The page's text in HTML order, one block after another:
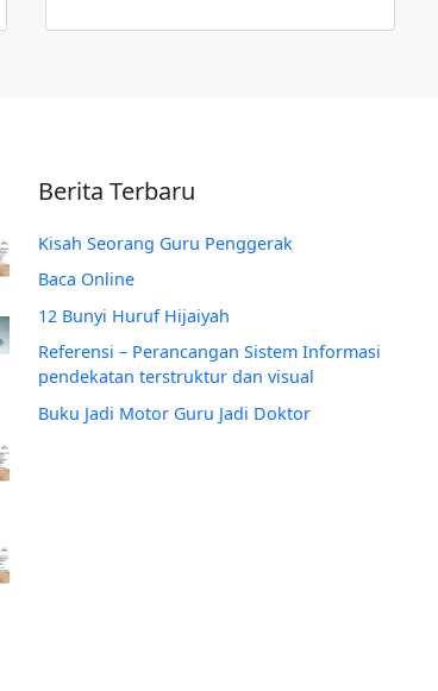
Berita Terbaru
Kisah Seorang Guru Penggerak
Baca Online
12 Bunyi Huruf Hijaiyah
Referensi – Perancangan Sistem Informasi
pendekatan terstruktur dan visual
Buku Jadi Motor Guru Jadi Doktor